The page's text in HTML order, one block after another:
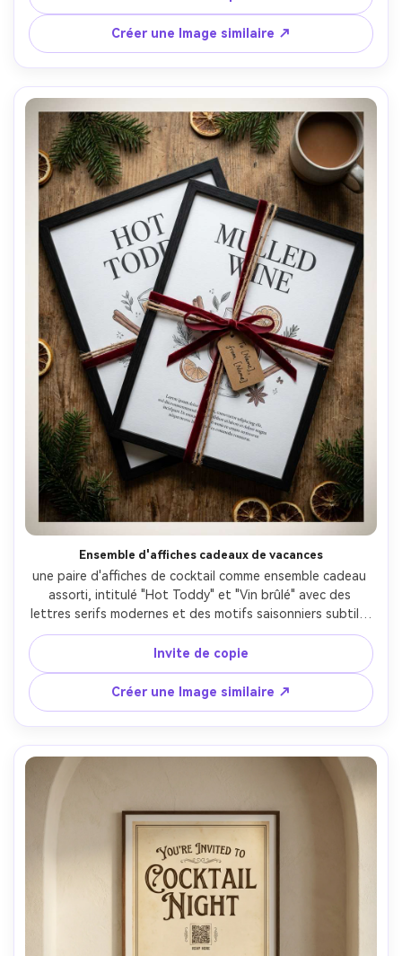
midi, dégradés d'ombre doux; Sony A7IV, 55mm;
composition détendue, ambiance chaleureuse, grain
d'impression photoréaliste, haute résolution, disposition
d'affiche prête à imprimer à 300 dpi-AR 4:5
Créer une Image similaire ↗
Ensemble d'affiches cadeaux de vacances
une paire d'affiches de cocktail comme ensemble cadeau
assorti, intitulé "Hot Toddy" et "Vin brûlé" avec des
lettres serifs modernes et des motifs saisonniers subtils;
enveloppé d'un ruban et d'une étiquette manuscrite sur
une table en bois; éclairage de studio supérieur doux,
légère vignette; Fujifilm X-T5, 35mm; composition de haut
en bas, ambiance confortable, textures papier et ruban
réalistes, haute résolution, prêt à imprimer 300 DPI- -ar
4:5
Invite de copie
Créer une Image similaire ↗